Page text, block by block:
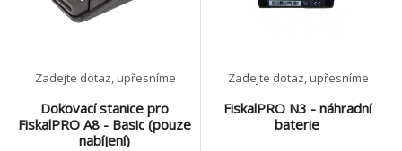
Dokovací stanice pro
FiskalPRO A8 - Basic (pouze
nabíjení)
Zadejte dotaz, upřesníme
FiskalPRO N3 - náhradní
baterie
Zadejte dotaz, upřesníme